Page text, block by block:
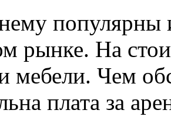
популярны
рынке. На
мебели. Чем
плата за